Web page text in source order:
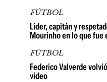
FÚTBOL
Líder, capitán y
Mourinho en lo que fue
FÚTBOL
Federico Valverde
video